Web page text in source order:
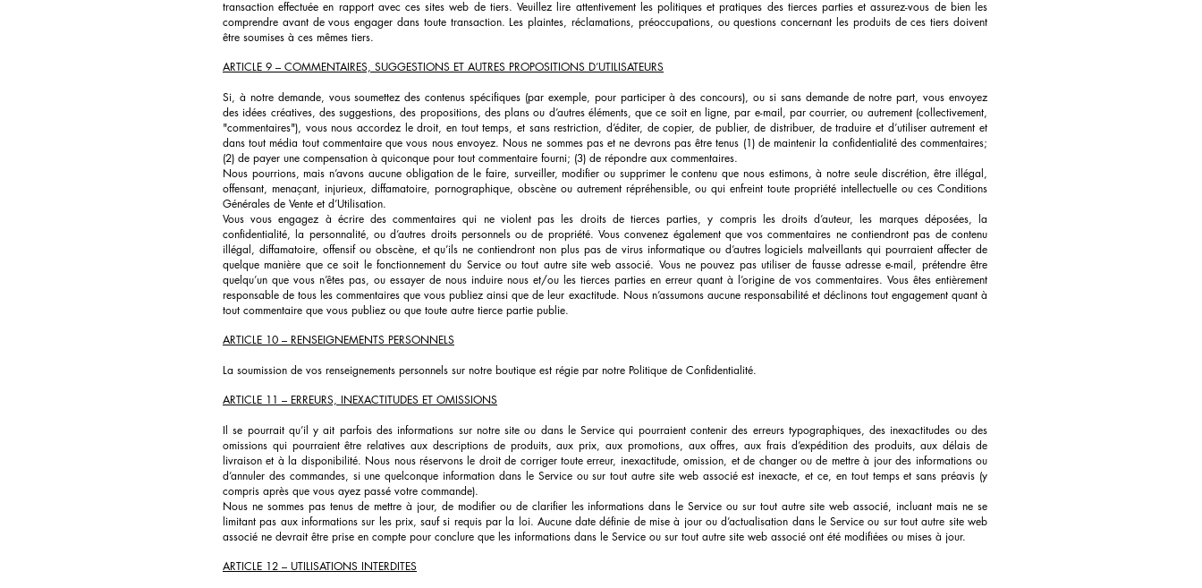
transaction effectuée en rapport avec ces sites web de tiers. Veuillez lire attentivement les politiques et pratiques des tierces parties et assurez-vous de bien les
comprendre avant de vous engager dans toute transaction. Les plaintes, réclamations, préoccupations, ou questions concernant les produits de ces tiers doivent
être soumises à ces mêmes tiers.
ARTICLE 9 – COMMENTAIRES, SUGGESTIONS ET AUTRES PROPOSITIONS D’UTILISATEURS
Si, à notre demande, vous soumettez des contenus spécifiques (par exemple, pour participer à des concours), ou si sans demande de notre part, vous envoyez
des idées créatives, des suggestions, des propositions, des plans ou d’autres éléments, que ce soit en ligne, par e-mail, par courrier, ou autrement (collectivement,
"commentaires"), vous nous accordez le droit, en tout temps, et sans restriction, d’éditer, de copier, de publier, de distribuer, de traduire et d’utiliser autrement et
dans tout média tout commentaire que vous nous envoyez. Nous ne sommes pas et ne devrons pas être tenus (1) de maintenir la confidentialité des commentaires;
(2) de payer une compensation à quiconque pour tout commentaire fourni; (3) de répondre aux commentaires.
Nous pourrions, mais n’avons aucune obligation de le faire, surveiller, modifier ou supprimer le contenu que nous estimons, à notre seule discrétion, être illégal,
offensant, menaçant, injurieux, diffamatoire, pornographique, obscène ou autrement répréhensible, ou qui enfreint toute propriété intellectuelle ou ces Conditions
Générales de Vente et d’Utilisation.
Vous vous engagez à écrire des commentaires qui ne violent pas les droits de tierces parties, y compris les droits d’auteur, les marques déposées, la
confidentialité, la personnalité, ou d’autres droits personnels ou de propriété. Vous convenez également que vos commentaires ne contiendront pas de contenu
illégal, diffamatoire, offensif ou obscène, et qu’ils ne contiendront non plus pas de virus informatique ou d’autres logiciels malveillants qui pourraient affecter de
quelque manière que ce soit le fonctionnement du Service ou tout autre site web associé. Vous ne pouvez pas utiliser de fausse adresse e-mail, prétendre être
quelqu’un que vous n’êtes pas, ou essayer de nous induire nous et/ou les tierces parties en erreur quant à l’origine de vos commentaires. Vous êtes entièrement
responsable de tous les commentaires que vous publiez ainsi que de leur exactitude. Nous n’assumons aucune responsabilité et déclinons tout engagement quant à
tout commentaire que vous publiez ou que toute autre tierce partie publie.
ARTICLE 10 – RENSEIGNEMENTS PERSONNELS
La soumission de vos renseignements personnels sur notre boutique est régie par notre Politique de Confidentialité.
ARTICLE 11 – ERREURS, INEXACTITUDES ET OMISSIONS
Il se pourrait qu’il y ait parfois des informations sur notre site ou dans le Service qui pourraient contenir des erreurs typographiques, des inexactitudes ou des
omissions qui pourraient être relatives aux descriptions de produits, aux prix, aux promotions, aux offres, aux frais d’expédition des produits, aux délais de
livraison et à la disponibilité. Nous nous réservons le droit de corriger toute erreur, inexactitude, omission, et de changer ou de mettre à jour des informations ou
d’annuler des commandes, si une quelconque information dans le Service ou sur tout autre site web associé est inexacte, et ce, en tout temps et sans préavis (y
compris après que vous ayez passé votre commande).
Nous ne sommes pas tenus de mettre à jour, de modifier ou de clarifier les informations dans le Service ou sur tout autre site web associé, incluant mais ne se
limitant pas aux informations sur les prix, sauf si requis par la loi. Aucune date définie de mise à jour ou d’actualisation dans le Service ou sur tout autre site web
associé ne devrait être prise en compte pour conclure que les informations dans le Service ou sur tout autre site web associé ont été modifiées ou mises à jour.
ARTICLE 12 – UTILISATIONS INTERDITES